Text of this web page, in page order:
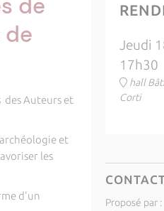
de
de
des Auteurs et
et
les
d'un
Jeudi
17h30
hall
Corti
Proposé par :